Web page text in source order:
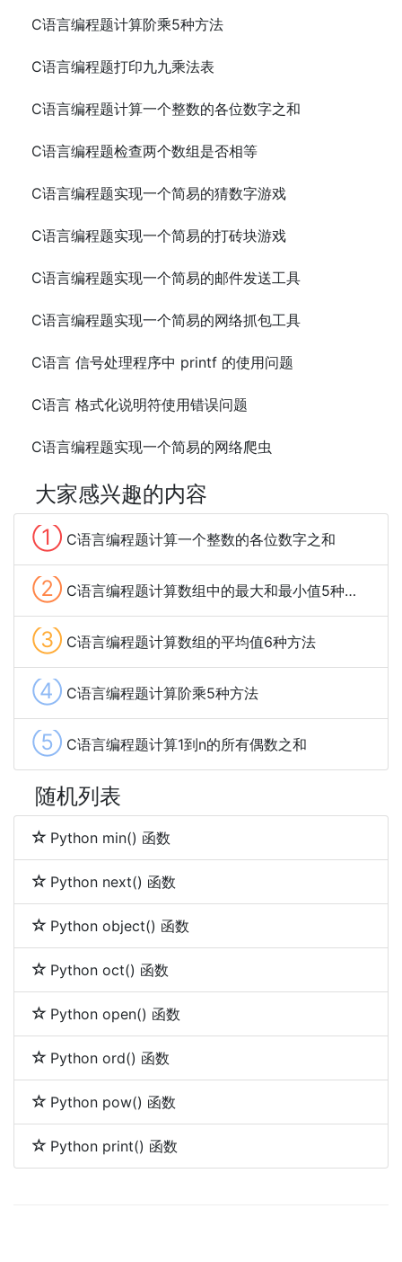
C语言编程题计算阶乘5种方法
C语言编程题打印九九乘法表
C语言编程题计算一个整数的各位数字之和
C语言编程题检查两个数组是否相等
C语言编程题实现一个简易的猜数字游戏
C语言编程题实现一个简易的打砖块游戏
C语言编程题实现一个简易的邮件发送工具
C语言编程题实现一个简易的网络抓包工具
C语言 信号处理程序中 printf 的使用问题
C语言 格式化说明符使用错误问题
C语言编程题实现一个简易的网络爬虫
大家感兴趣的内容
① C语言编程题计算一个整数的各位数字之和
② C语言编程题计算数组中的最大和最小值5种方法
③ C语言编程题计算数组的平均值6种方法
④ C语言编程题计算阶乘5种方法
⑤ C语言编程题计算1到n的所有偶数之和
随机列表
Python min() 函数
Python next() 函数
Python object() 函数
Python oct() 函数
Python open() 函数
Python ord() 函数
Python pow() 函数
Python print() 函数